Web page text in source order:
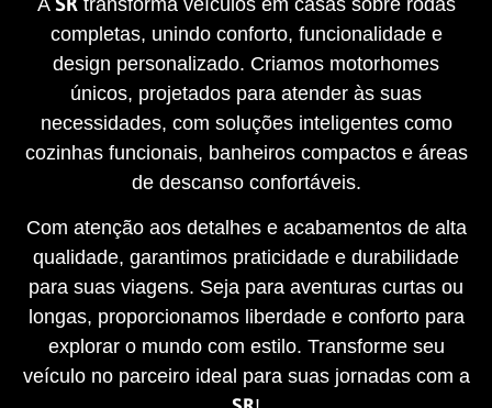
A
transforma veículos em casas sobre rodas
completas, unindo conforto, funcionalidade e
design personalizado. Criamos motorhomes
únicos, projetados para atender às suas
necessidades, com soluções inteligentes como
cozinhas funcionais, banheiros compactos e áreas
de descanso confortáveis.
Com atenção aos detalhes e acabamentos de alta
qualidade, garantimos praticidade e durabilidade
para suas viagens. Seja para aventuras curtas ou
longas, proporcionamos liberdade e conforto para
explorar o mundo com estilo. Transforme seu
veículo no parceiro ideal para suas jornadas com a